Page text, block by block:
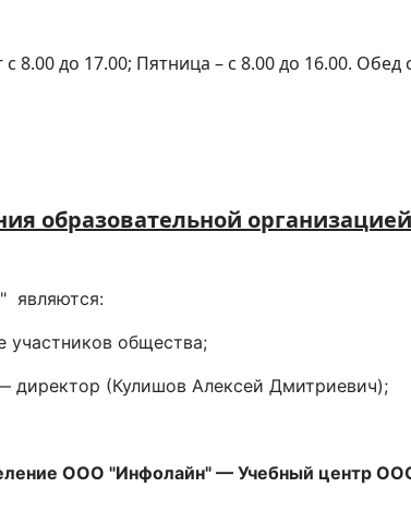
8.00 до 17.00; Пятница – с 8.00 до 16.00. Обед
образовательной
являются:
общества;
директор (Кулишов Алексей Дмитриевич);
ООО "Инфолайн"— Учебный центр